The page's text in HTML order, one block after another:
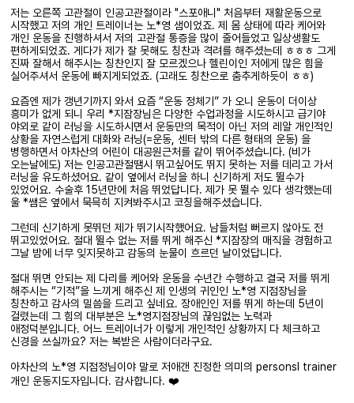
저는 오른쪽 고관절이 인공고관절이라 "스포애니" 처음부터 재활운동으로
시작했고 저의 개인 트레이너는 노*영 샘이었죠. 제 몸 상태에 따라 케어와
개인 운동을 진행하셔서 저의 고관절 통증을 많이 줄어들었고 일상생활도
편하게되었죠. 게다가 제가 잘 못해도 칭찬과 격려를 해주셨는데 ㅎㅎㅎ 그게
진짜 잘해서 해주시는 칭찬인지 잘 모르겠으나 헬린이인 저에게 많은 힘을
실어주셔서 운동에 빠지게되었죠. (고래도 칭찬으로 춤추게하듯이 ㅎㅎ)
요즘엔 제가 갱년기까지 와서 요즘 “운동 정체기” 가 오니 운동이 더이상
흥미가 없게 되니 우리 *지잠장님은 다양한 수업과정을 시도하시고 급기야
야외로 같이 러닝을 시도하시면서 운동만의 목적이 아닌 저의 레알 개인적인
상황을 자연스럽게 대화와 러닝(=운동, 센터 밖의 다른 형태의 운동) 을
병행하면서 아차산의 어린이 대공원근처를 같이 뛰어주셨습니다. (비가
오는날에도) 저는 인공고관절땜시 뛰고싶어도 뛰지 못하는 저를 데리고 가서
러닝을 유도하셨어요. 같이 옆에서 러닝을 하니 신기하게 저도 뛸수가
있었어요. 수술후 15년만에 처음 뛰었답니다. 제가 못 뛸수 있다 생각했는데
울 *쌤은 옆에서 묵믁히 지켜봐주시고 코칭을해주셨습니다.
그런데 신기하게 못뛰던 제가 뛰기시작했어요. 남들처럼 뻐르지 않아도 전
뛰고있었어요. 절대 뛸수 없는 저를 뛰게 해주신 *지잠장의 매직을 경험하고
그날 밤에 너무 잊지못하고 감동의 눈물이 흐르던 날이었답니다.
절대 뛰면 안되는 제 다리를 케어와 운동을 수년간 수행하고 결국 저를 뛰게
해주시는 “기적”을 느끼게 해주신 제 인생의 귀인인 노*영 지점장님을
칭찬하고 감사의 밀씀을 드리고 싶네요. 장애인인 저를 뛰게 하는데 5년이
걸렸는데 그 힘의 대부분은 노*영지점장님의 끊임없는 노력과
애정덕분입니다. 어느 트레이너가 이렇게 개인적인 상황까지 다 체크하고
신경을 쓰실까요? 저는 복받은 사람이더라구요.
아차산의 노*영 지점정님이야 말로 저애갠 진정한 의미의 personsl trainer
개인 운동지도자입니다. 감사합니다. ❤️